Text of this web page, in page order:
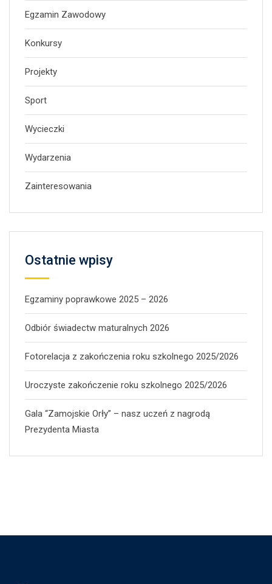
Egzamin Zawodowy
Konkursy
Projekty
Sport
Wycieczki
Wydarzenia
Zainteresowania
Ostatnie wpisy
Egzaminy poprawkowe 2025 – 2026
Odbiór świadectw maturalnych 2026
Fotorelacja z zakończenia roku szkolnego 2025/2026
Uroczyste zakończenie roku szkolnego 2025/2026
Gala “Zamojskie Orły” – nasz uczeń z nagrodą
Prezydenta Miasta